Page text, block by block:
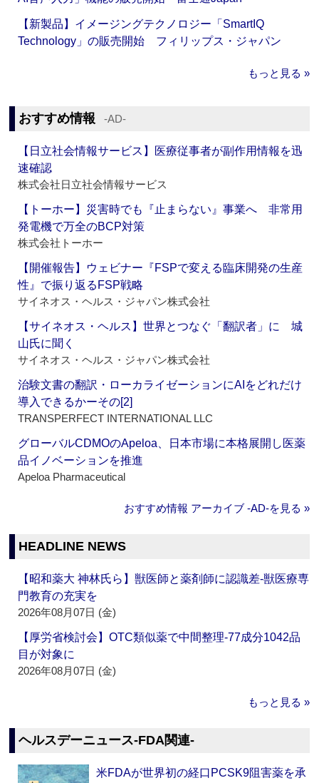
【新製品】イメージングテクノロジー「SmartIQ
Technology」の販売開始 フィリップス・ジャパン
もっと見る »
おすすめ情報 ‐AD‐
【日立社会情報サービス】医療従事者が副作用情報を迅
速確認
株式会社日立社会情報サービス
【トーホー】災害時でも『止まらない』事業へ 非常用
発電機で万全のBCP対策
株式会社トーホー
【開催報告】ウェビナー『FSPで変える臨床開発の生産
性』で振り返るFSP戦略
サイネオス・ヘルス・ジャパン株式会社
【サイネオス・ヘルス】世界とつなぐ「翻訳者」に 城
山氏に聞く
サイネオス・ヘルス・ジャパン株式会社
治験文書の翻訳・ローカライゼーションにAIをどれだけ
導入できるかーその[2]
TRANSPERFECT INTERNATIONAL LLC
グローバルCDMOのApeloa、日本市場に本格展開し医薬
品イノベーションを推進
Apeloa Pharmaceutical
おすすめ情報 アーカイブ ‐AD‐を見る »
HEADLINE NEWS
【昭和薬大 神林氏ら】獣医師と薬剤師に認識差‐獣医療専
門教育の充実を
2026年08月07日 (金)
【厚労省検討会】OTC類似薬で中間整理‐77成分1042品
目が対象に
2026年08月07日 (金)
もっと見る »
ヘルスデーニュース‐FDA関連‐
米FDAが世界初の経口PCSK9阻害薬を承